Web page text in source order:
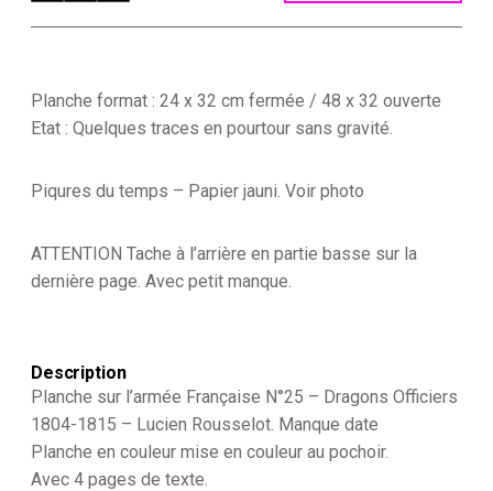
Française
N°25
Officiers
1804-
-
Rousselot
Planche format : 24 x 32 cm fermée / 48 x 32 ouverte
Etat : Quelques traces en pourtour sans gravité.
Piqures du temps – Papier jauni. Voir photo
ATTENTION Tache à l’arrière en partie basse sur la
dernière page. Avec petit manque.
Description
Planche sur l’armée Française N°25 – Dragons Officiers
1804-1815 – Lucien Rousselot. Manque date
Planche en couleur mise en couleur au pochoir.
Avec 4 pages de texte.